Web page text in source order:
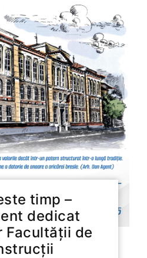
timp –
dedicat
Facultății de